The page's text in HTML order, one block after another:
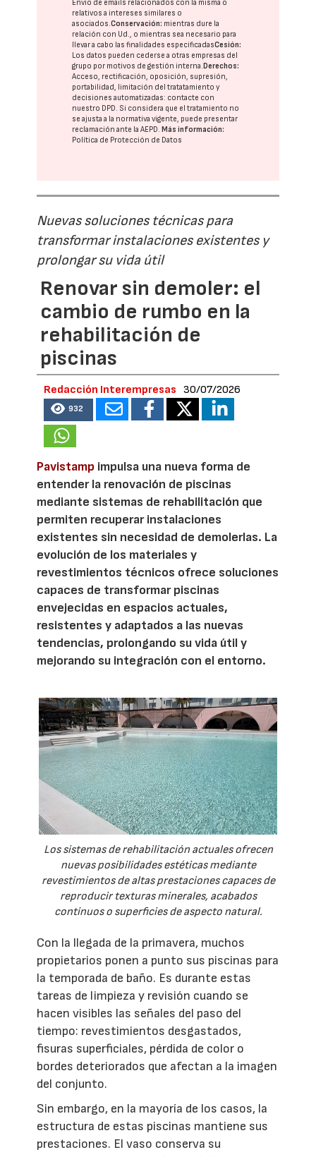
Envío de emails relacionados con la misma o
relativos a intereses similares o
asociados.Conservación: mientras dure la
relación con Ud., o mientras sea necesario para
llevar a cabo las finalidades especificadasCesión:
Los datos pueden cederse a otras empresas del
grupo por motivos de gestión interna.Derechos:
Acceso, rectificación, oposición, supresión,
portabilidad, limitación del tratatamiento y
decisiones automatizadas: contacte con
nuestro DPD. Si considera que el tratamiento no
se ajusta a la normativa vigente, puede presentar
reclamación ante laAEPD.Más información:
Política de Protección de Datos
Nuevas soluciones técnicas para
transformar instalaciones existentes y
prolongar su vida útil
Renovar sin demoler: el
cambio de rumbo en la
rehabilitación de
piscinas
Redacción Interempresas 30/07/2026
932
Pavistamp impulsa una nueva forma de
entender la renovación de piscinas
mediante sistemas de rehabilitación que
permiten recuperar instalaciones
existentes sin necesidad de demolerlas. La
evolución de los materiales y
revestimientos técnicos ofrece soluciones
capaces de transformar piscinas
envejecidas en espacios actuales,
resistentes y adaptados a las nuevas
tendencias, prolongando su vida útil y
mejorando su integración con el entorno.
Los sistemas de rehabilitación actuales ofrecen
nuevas posibilidades estéticas mediante
revestimientos de altas prestaciones capaces de
reproducir texturas minerales, acabados
continuos o superficies de aspecto natural.
Con la llegada de la primavera, muchos
propietarios ponen a punto sus piscinas para
la temporada de baño. Es durante estas
tareas de limpieza y revisión cuando se
hacen visibles las señales del paso del
tiempo: revestimientos desgastados,
fisuras superficiales, pérdida de color o
bordes deteriorados que afectan a la imagen
del conjunto.
Sin embargo, en la mayoría de los casos, la
estructura de estas piscinas mantiene sus
prestaciones. El vaso conserva su